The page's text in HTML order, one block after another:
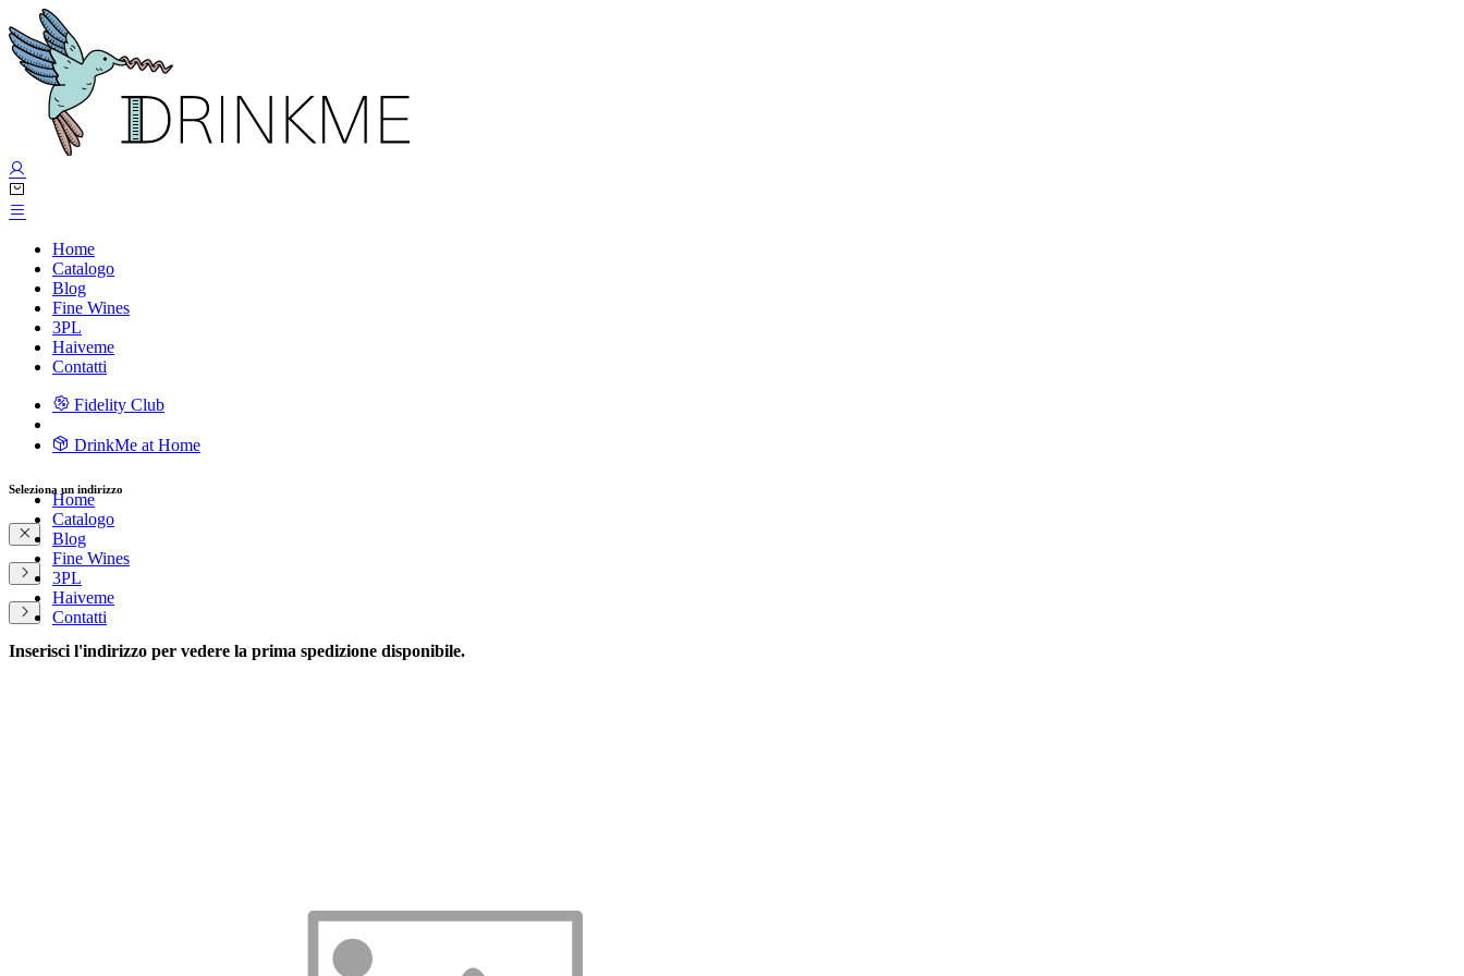
Home
Catalogo
Blog
Fine Wines
3PL
Haiveme
Contatti
Fidelity Club
DrinkMe at Home
Home
Catalogo
Blog
Fine Wines
3PL
Haiveme
Contatti
Seleziona un indirizzo
Inserisci l'indirizzo per vedere la prima spedizione disponibile.